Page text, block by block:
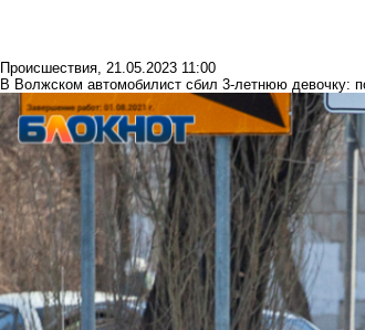
Происшествия, 21.05.2023 11:00
В Волжском автомобилист сбил 3-летнюю девочку: